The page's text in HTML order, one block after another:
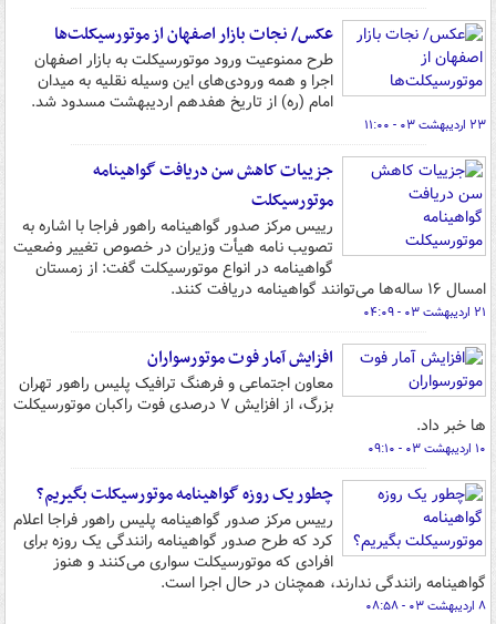
عکس/ نجات بازار اصفهان از موتورسیکلت‌ها
طرح ممنوعیت ورود موتورسیکلت به بازار اصفهان
اجرا و همه ورودی‌های این وسیله نقلیه به میدان
امام (ره) از تاریخ هفدهم اردیبهشت مسدود شد.
۲۳ اردیبهشت ۰۳ - ۱۱:۰۰
جزییات کاهش سن دریافت گواهینامه
موتورسیکلت
رییس مرکز صدور گواهینامه راهور فراجا با اشاره به
تصویب نامه هیأت وزیران در خصوص تغییر وضعیت
گواهینامه در انواع موتورسیکلت گفت: از زمستان
امسال ۱۶ ساله‌ها می‌توانند گواهینامه دریافت کنند.
۲۱ اردیبهشت ۰۳ - ۰۴:۰۹
افزایش آمار فوت موتورسواران
معاون اجتماعی و فرهنگ ترافیک پلیس راهور تهران
بزرگ، از افزایش ۷ درصدی فوت راکبان موتورسیکلت
ها خبر داد.
۱۰ اردیبهشت ۰۳ - ۰۹:۱۰
چطور یک روزه گواهینامه موتورسیکلت بگیریم؟
رییس مرکز صدور گواهینامه پلیس راهور فراجا اعلام
کرد که طرح صدور گواهینامه رانندگی یک روزه برای
افرادی که موتورسیکلت سواری می‌کنند و هنوز
گواهینامه رانندگی ندارند، همچنان در حال اجرا است.
۸ اردیبهشت ۰۳ - ۰۸:۵۸